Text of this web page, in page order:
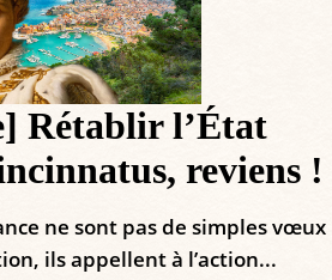
Rétablir l’État
reviens !
ne sont pas de simples vœux
ils appellent à l’action...